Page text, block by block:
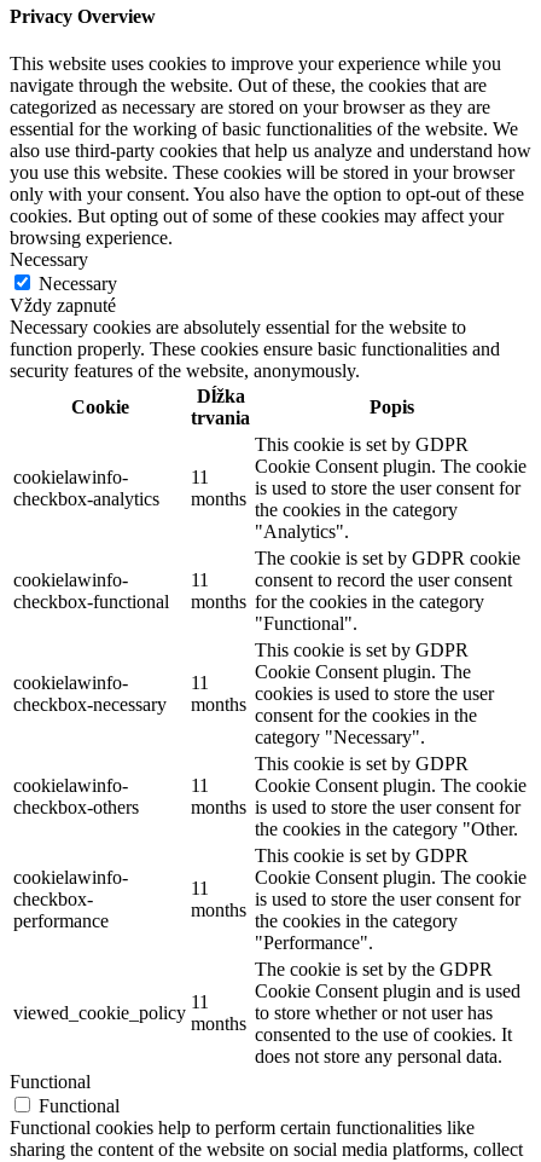
Privacy Overview
This website uses cookies to improve your experience while you
navigate through the website. Out of these, the cookies that are
categorized as necessary are stored on your browser as they are
essential for the working of basic functionalities of the website. We
also use third-party cookies that help us analyze and understand how
you use this website. These cookies will be stored in your browser
only with your consent. You also have the option to opt-out of these
cookies. But opting out of some of these cookies may affect your
browsing experience.
Necessary
Necessary
Vždy zapnuté
Necessary cookies are absolutely essential for the website to
function properly. These cookies ensure basic functionalities and
security features of the website, anonymously.
Cookie
Dĺžka
trvania
Popis
cookielawinfo-
checkbox-analytics
11
months
This cookie is set by GDPR
Cookie Consent plugin. The cookie
is used to store the user consent for
the cookies in the category
"Analytics".
cookielawinfo-
checkbox-functional
11
months
The cookie is set by GDPR cookie
consent to record the user consent
for the cookies in the category
"Functional".
cookielawinfo-
checkbox-necessary
11
months
This cookie is set by GDPR
Cookie Consent plugin. The
cookies is used to store the user
consent for the cookies in the
category "Necessary".
cookielawinfo-
checkbox-others
11
months
This cookie is set by GDPR
Cookie Consent plugin. The cookie
is used to store the user consent for
the cookies in the category "Other.
cookielawinfo-
checkbox-
performance
11
months
This cookie is set by GDPR
Cookie Consent plugin. The cookie
is used to store the user consent for
the cookies in the category
"Performance".
viewed_cookie_policy
11
months
The cookie is set by the GDPR
Cookie Consent plugin and is used
to store whether or not user has
consented to the use of cookies. It
does not store any personal data.
Functional
Functional
Functional cookies help to perform certain functionalities like
sharing the content of the website on social media platforms, collect